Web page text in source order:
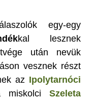
egy-egy
kal lesznek
után nevük
vesznek részt
az Ipolytarnóci
miskolci Szeleta